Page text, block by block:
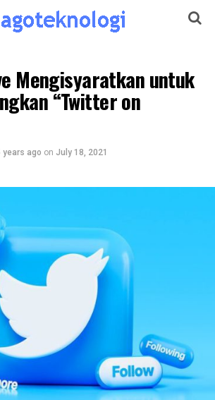
Mengisyaratkan untuk
“Twitter on
years ago on July 18, 2021